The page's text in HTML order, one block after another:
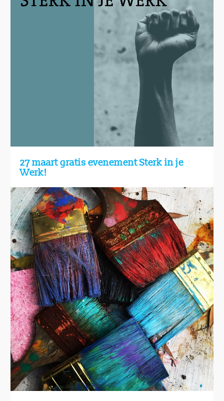
27 maart gratis evenement Sterk in je
Werk!